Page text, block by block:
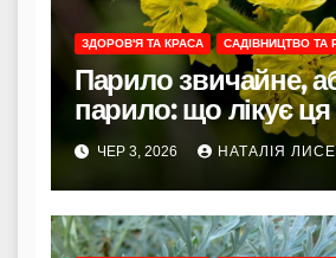
ЗДОРОВ'Я ТА КРАСА САДІВНИЦТВО ТА
Парило звичайне,
парило: що лікує
та як її правильно
використовувати
ЧЕР 3, 2026 НАТАЛІЯ